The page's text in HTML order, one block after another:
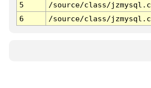
5
/source/class/
6
/source/class/